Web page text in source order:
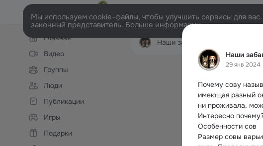
Наши
29 янв 2024
Почему сову
имеющая разный
ни проживала,
Интересно
Особенности сов
Размер совы
Мы используем cookie-файлы, чтобы улучшить сервисы для
законный представитель. Больше информации
Левая
колонкаГлавная
Видео
Группы
Люди
Публикации
Игры
Подарки
Наши забавные животные